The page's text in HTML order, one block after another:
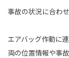
事故の状況に合わ
エアバッグ作動に
両の位置情報や事